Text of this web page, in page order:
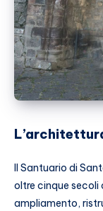
Il Santuario di
oltre cinque
ampliamento,